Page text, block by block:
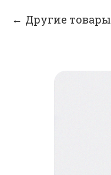
Другие товары